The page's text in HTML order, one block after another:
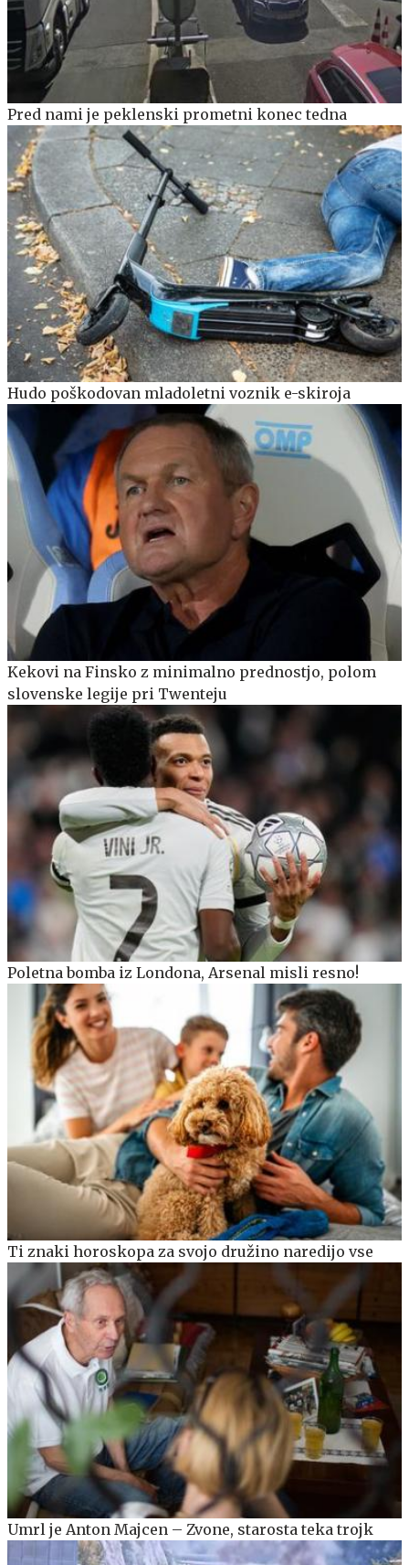
Pred nami je peklenski prometni konec tedna
Hudo poškodovan mladoletni voznik e-skiroja
Kekovi na Finsko z minimalno prednostjo, polom
slovenske legije pri Twenteju
Poletna bomba iz Londona, Arsenal misli resno!
Ti znaki horoskopa za svojo družino naredijo vse
Umrl je Anton Majcen – Zvone, starosta teka trojk